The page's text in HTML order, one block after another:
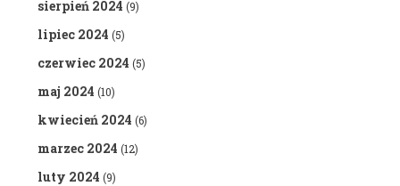
sierpień 2024 (9)
lipiec 2024 (5)
czerwiec 2024 (5)
maj 2024 (10)
kwiecień 2024 (6)
marzec 2024 (12)
luty 2024 (9)